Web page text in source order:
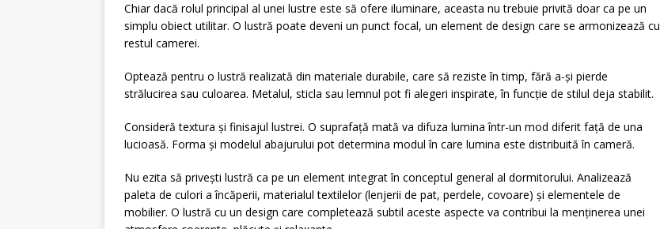
Chiar dacă rolul principal al unei lustre este să ofere iluminare, aceasta nu trebuie privită doar ca pe un
simplu obiect utilitar. O lustră poate deveni un punct focal, un element de design care se armonizează cu
restul camerei.
Optează pentru o lustră realizată din materiale durabile, care să reziste în timp, fără a-și pierde
strălucirea sau culoarea. Metalul, sticla sau lemnul pot fi alegeri inspirate, în funcție de stilul deja stabilit.
Consideră textura și finisajul lustrei. O suprafață mată va difuza lumina într-un mod diferit față de una
lucioasă. Forma și modelul abajurului pot determina modul în care lumina este distribuită în cameră.
Nu ezita să privești lustră ca pe un element integrat în conceptul general al dormitorului. Analizează
paleta de culori a încăperii, materialul textilelor (lenjerii de pat, perdele, covoare) și elementele de
mobilier. O lustră cu un design care completează subtil aceste aspecte va contribui la menținerea unei